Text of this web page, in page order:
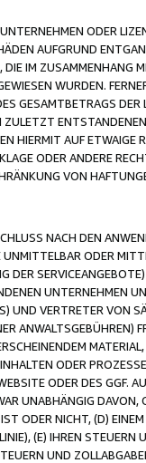
ODER
AUFGRUND
IM ZUSAMMENHANG
WURDEN.
GESAMTBETRAGS
HIERMIT AUF
ODER ANDERE
VON
NACH DEN
ODER
DER
UNTERNEHMEN
UND VERTRETER VON
ODER
ODER DES GGF.
UNABHÄNGIG
ODER NICHT, (D)
(E) IHREN
UND